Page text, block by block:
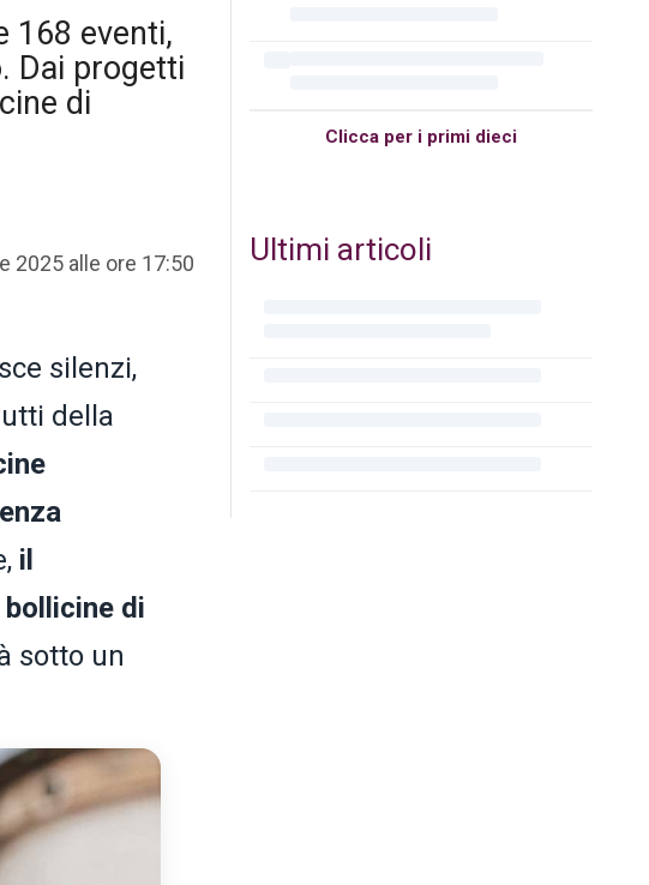
168 eventi,
Dai progetti
di
2025 alle ore 17:50
silenzi,
della
il
di
sotto un
Clicca per i primi dieci
Ultimi articoli